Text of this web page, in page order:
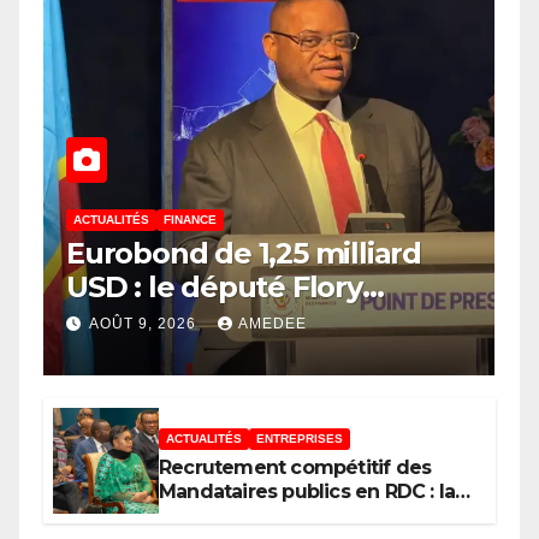
ACTUALITÉS FINANCE
Eurobond de 1,25 milliard
USD : le député Flory
Mapamboli relève 4
paradoxes sur cet
endettement du
Gouvernement
AOÛT 9, 2026 AMEDEE
ACTUALITÉS ENTREPRISES
Recrutement compétitif des
Mandataires publics en RDC : la